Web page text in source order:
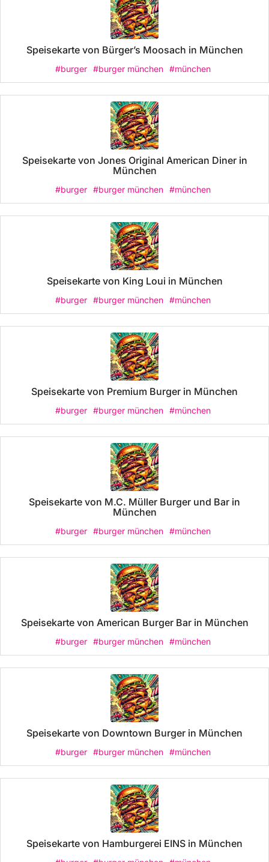
Speisekarte von Bürger’s Moosach in München
#burger #burger münchen #münchen
Speisekarte von Jones Original American Diner in
München
#burger #burger münchen #münchen
Speisekarte von King Loui in München
#burger #burger münchen #münchen
Speisekarte von Premium Burger in München
#burger #burger münchen #münchen
Speisekarte von M.C. Müller Burger und Bar in
München
#burger #burger münchen #münchen
Speisekarte von American Burger Bar in München
#burger #burger münchen #münchen
Speisekarte von Downtown Burger in München
#burger #burger münchen #münchen
Speisekarte von Hamburgerei EINS in München